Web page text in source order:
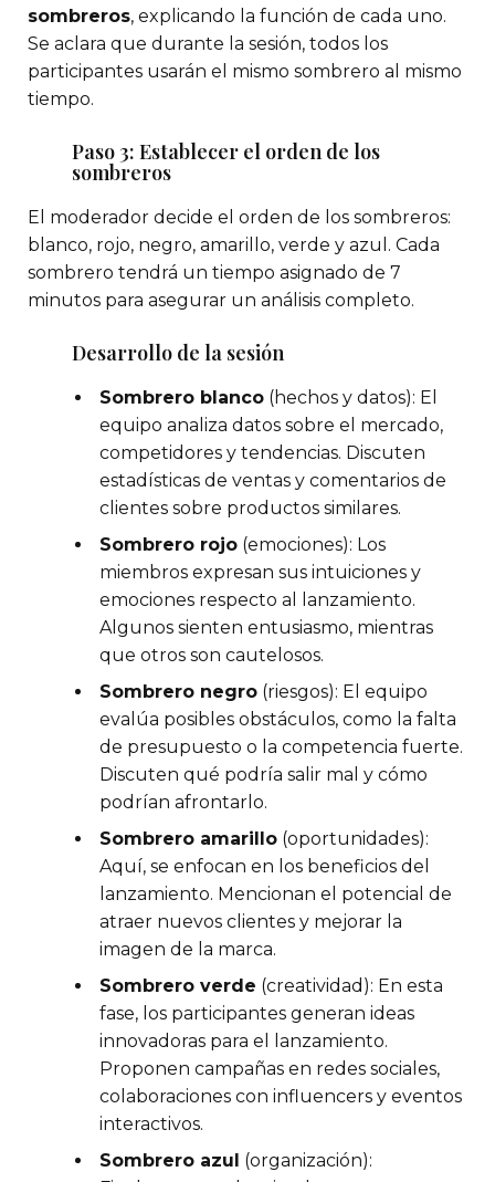
sombreros, explicando la función de cada uno.
Se aclara que durante la sesión, todos los
participantes usarán el mismo sombrero al mismo
tiempo.
Paso 3: Establecer el orden de los
sombreros
El moderador decide el orden de los sombreros:
blanco, rojo, negro, amarillo, verde y azul. Cada
sombrero tendrá un tiempo asignado de 7
minutos para asegurar un análisis completo.
Desarrollo de la sesión
Sombrero blanco (hechos y datos): El
equipo analiza datos sobre el mercado,
competidores y tendencias. Discuten
estadísticas de ventas y comentarios de
clientes sobre productos similares.
Sombrero rojo (emociones): Los
miembros expresan sus intuiciones y
emociones respecto al lanzamiento.
Algunos sienten entusiasmo, mientras
que otros son cautelosos.
Sombrero negro (riesgos): El equipo
evalúa posibles obstáculos, como la falta
de presupuesto o la competencia fuerte.
Discuten qué podría salir mal y cómo
podrían afrontarlo.
Sombrero amarillo (oportunidades):
Aquí, se enfocan en los beneficios del
lanzamiento. Mencionan el potencial de
atraer nuevos clientes y mejorar la
imagen de la marca.
Sombrero verde (creatividad): En esta
fase, los participantes generan ideas
innovadoras para el lanzamiento.
Proponen campañas en redes sociales,
colaboraciones con influencers y eventos
interactivos.
Sombrero azul (organización):